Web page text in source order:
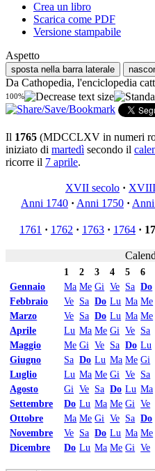
Crea un libro
Scarica come PDF
Versione stampabile
Aspetto
sposta nella barra laterale
Da Cathopedia, l'enciclopedia
100%
Il 1765 (MDCCLXV in numeri
iniziato di martedì secondo il
ricorre il 7 aprile.
XVII secolo · XVIII
Anni 1740 · Anni 1750 ·
1761 · 1762 · 1763 · 1764 ·
1 2 3 4 5 6
Gennaio
Ma Me Gi Ve Sa Do
Febbraio
Ve Sa Do Lu Ma Me
Marzo
Ve Sa Do Lu Ma Me
Aprile
Lu Ma Me Gi Ve Sa
Maggio
Me Gi Ve Sa Do Lu
Giugno
Sa Do Lu Ma Me Gi
Luglio
Lu Ma Me Gi Ve Sa
Agosto
Gi Ve Sa Do Lu Ma
Settembre
Do Lu Ma Me Gi Ve
Ottobre
Ma Me Gi Ve Sa Do
Novembre
Ve Sa Do Lu Ma Me
Dicembre
Do Lu Ma Me Gi Ve